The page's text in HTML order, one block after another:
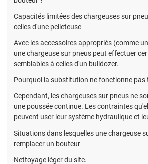
Capacités limitées des chargeuses sur
celles d'une pelleteuse
Avec les accessoires appropriés (comme
une chargeuse sur pneus peut effectuer
semblables à celles d'un bulldozer.
Pourquoi la substitution ne fonctionne pas
Cependant, les chargeuses sur pneus ne
une poussée continue. Les contraintes
peuvent user leur système hydraulique et
Situations dans lesquelles une chargeuse
remplacer un bouteur
Nettoyage léger du site.